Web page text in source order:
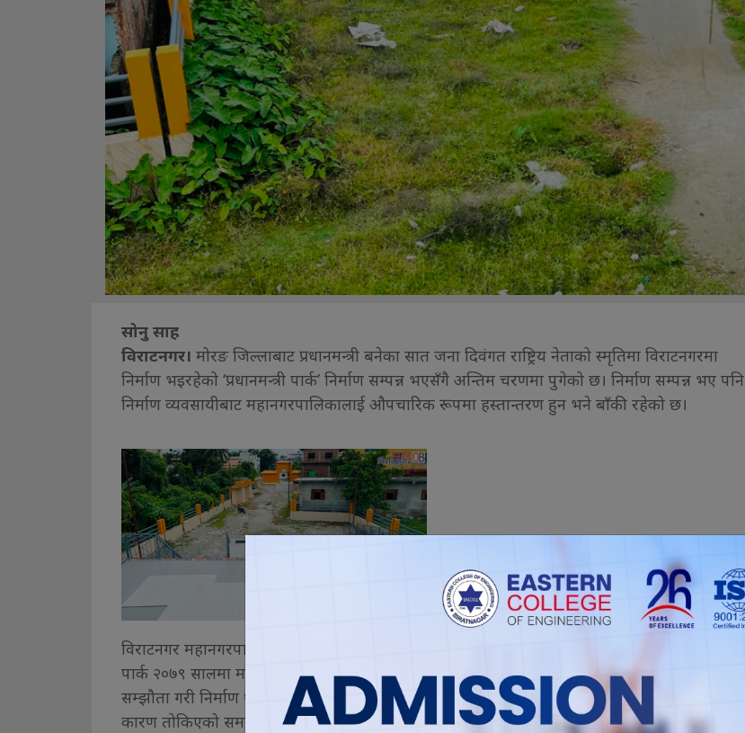
सोनु साह
विराटनगर। मोरङ जिल्लाबाट प्रधानमन्त्री बनेका सात जना दिवंगत राष्ट्रिय नेताको स्मृतिमा विराटनगरमा
निर्माण भइरहेको ‘प्रधानमन्त्री पार्क’ निर्माण सम्पन्न भएसँगै अन्तिम चरणमा पुगेको छ। निर्माण सम्पन्न भए पनि
निर्माण व्यवसायीबाट महानगरपालिकालाई औपचारिक रूपमा हस्तान्तरण हुन भने बाँकी रहेको छ।
विराटनगर महानगरपालिकाको बहुवर्षीय योजनाअन्तर्गत वडा नम्बर २ र ७ को सीमाक्षेत्रमा निर्माण गरिएको
पार्क २०७९ सालमा महानगरपालिका र खुश्बु निर्माण सेवा कम्पनीबीच करिब १७ करोड रुपैयाँ लागतमा
सम्झौता गरी निर्माण थालिएको थियो। निर्माण अवधिमा जग्गा विवाद र साइट क्लियरेन्समा भएको ढिलाइका
कारण तोकिएको समयमै काम सम्पन्न हुन नसकेपछि म्याद थप गरिएको थियो। महानगरपालिकाको योजना